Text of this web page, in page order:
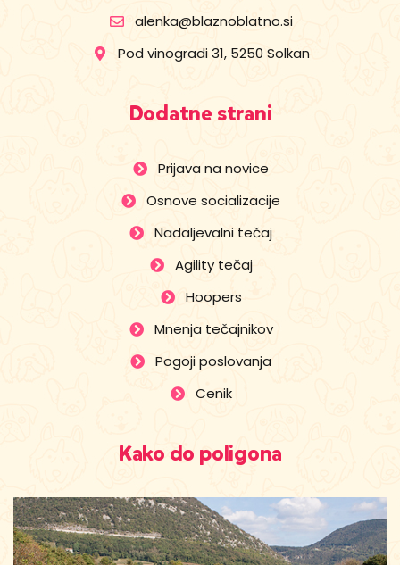
alenka@blaznoblatno.si
Pod vinogradi 31, 5250 Solkan
Dodatne strani
Prijava na novice
Osnove socializacije
Nadaljevalni tečaj
Agility tečaj
Hoopers
Mnenja tečajnikov
Pogoji poslovanja
Cenik
Kako do poligona